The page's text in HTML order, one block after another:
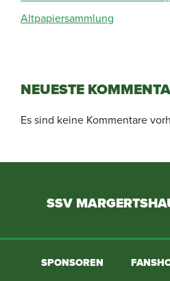
Altpapiersammlung
NEUESTE
Es sind keine Kommentare
SSV
SPONSOREN